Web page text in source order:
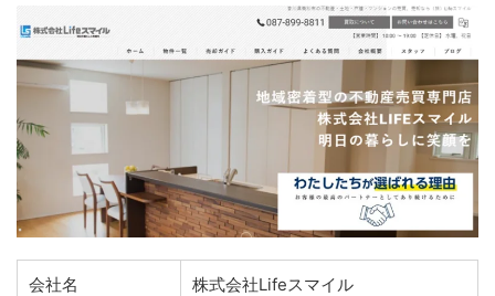
会社名 株式会社Lifeスマイル